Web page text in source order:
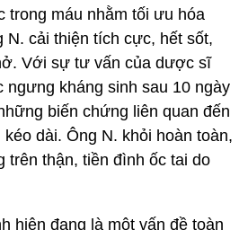
trong máu nhằm tối ưu hóa
N. cải thiện tích cực, hết sốt,
Với sự tư vấn của dược sĩ
ngưng kháng sinh sau 10 ngày
biến chứng liên quan đến
dài. Ông N. khỏi hoàn toàn,
trên thận, tiền đình ốc tai do
hiện đang là một vấn đề toàn